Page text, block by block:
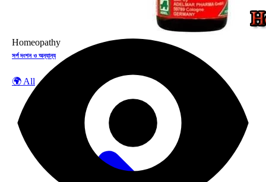
সর্প দংশন ও অন্যান্য
🌍 All
Homeopathy